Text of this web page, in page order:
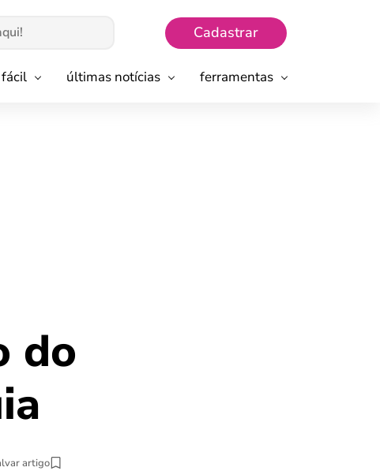
Cadastrar
últimas notícias ferramentas
do
artigo